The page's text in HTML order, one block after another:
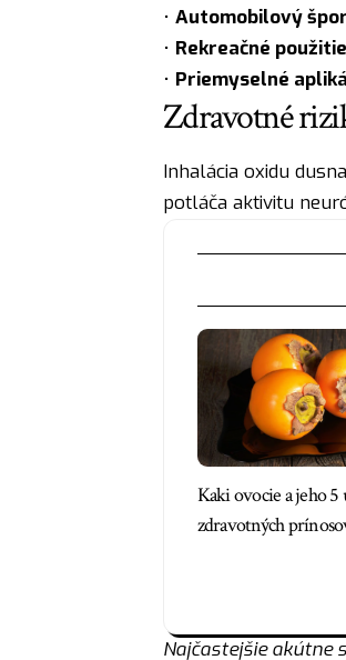
• Automobilový
• Rekreačné použitie
• Priemyselné
Zdravotné
Inhalácia oxidu
potláča aktivitu
Kaki ovocie a jeho 5
zdravotných
Najčastejšie akútne